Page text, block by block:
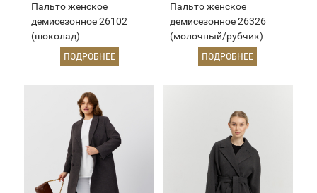
Пальто женское
демисезонное 26102
(шоколад)
ПОДРОБНЕЕ
Пальто женское
демисезонное 26326
(молочный/рубчик)
ПОДРОБНЕЕ